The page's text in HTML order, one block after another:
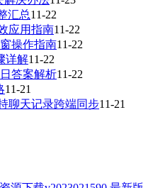
汇总11-22
应用指南11-22
操作指南11-22
详解11-22
答案解析11-22
11-21
聊天记录跨端同步11-21